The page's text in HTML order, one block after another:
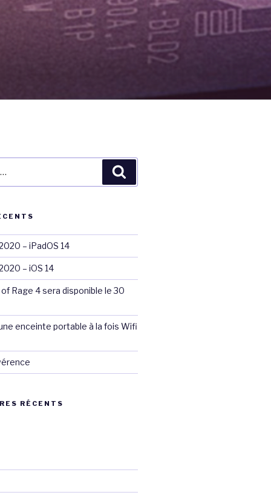
– iPadOS 14
– iOS 14
Rage 4 sera disponible le 30
enceinte portable à la fois Wifi
RÉCENTS